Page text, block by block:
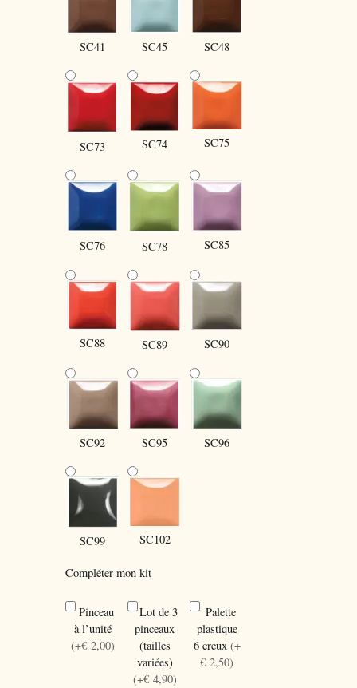
SC41 SC45 SC48
SC73 SC74 SC75
SC76 SC78 SC85
SC88 SC89 SC90
SC92 SC95 SC96
SC99 SC102
Compléter mon kit
Pinceau
à l’unité
(+€ 2,00)
Lot de 3
pinceaux
(tailles
variées)
(+€ 4,90)
Palette
plastique
6 creux (+
€ 2,50)